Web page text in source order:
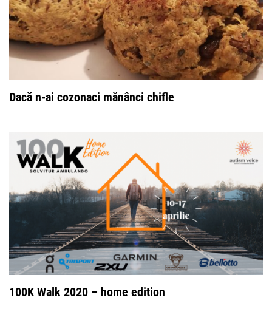
Dacă n-ai cozonaci mănânci chifle
100K Walk 2020 – home edition